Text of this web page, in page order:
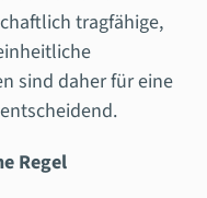
tragfähige,
sind daher für eine
Regel